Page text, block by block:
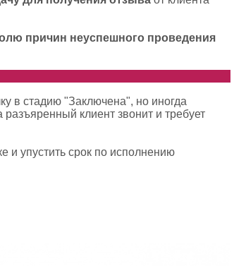
причин неуспешного проведения
в стадию "Заключена", но иногда
клиент звонит и требует
и упустить срок по исполнению